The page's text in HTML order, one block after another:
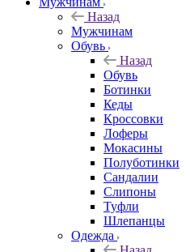
Назад
Мужчинам
Обувь
Назад
Обувь
Ботинки
Кеды
Кроссовки
Лоферы
Мокасины
Полуботинки
Сандалии
Слипоны
Туфли
Шлепанцы
Одежда